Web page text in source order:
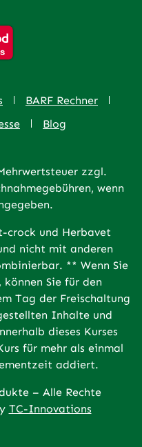
BARF Rechner
Blog
zzgl.
wenn
crock und Herbavet
nicht mit anderen
** Wenn Sie
Sie für den
Tag der Freischaltung
Inhalte und
dieses Kurses
für mehr als einmal
addiert.
– Alle Rechte
TC-Innovations